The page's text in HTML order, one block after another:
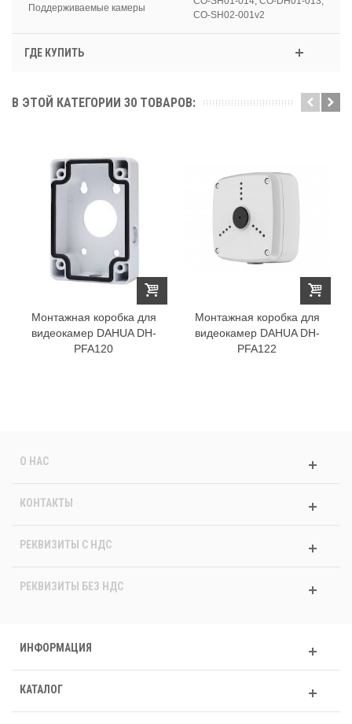
Поддерживаемые камеры
CO-SH02-001v2
ГДЕ КУПИТЬ
В ЭТОЙ КАТЕГОРИИ 30 ТОВАРОВ:
Монтажная коробка для
видеокамер DAHUA DH-
PFA120
Монтажная коробка для
видеокамер DAHUA DH-
PFA122
О НАС
КОНТАКТЫ
РЕКВИЗИТЫ C НДС
РЕКВИЗИТЫ БЕЗ НДС
ИНФОРМАЦИЯ
КАТАЛОГ